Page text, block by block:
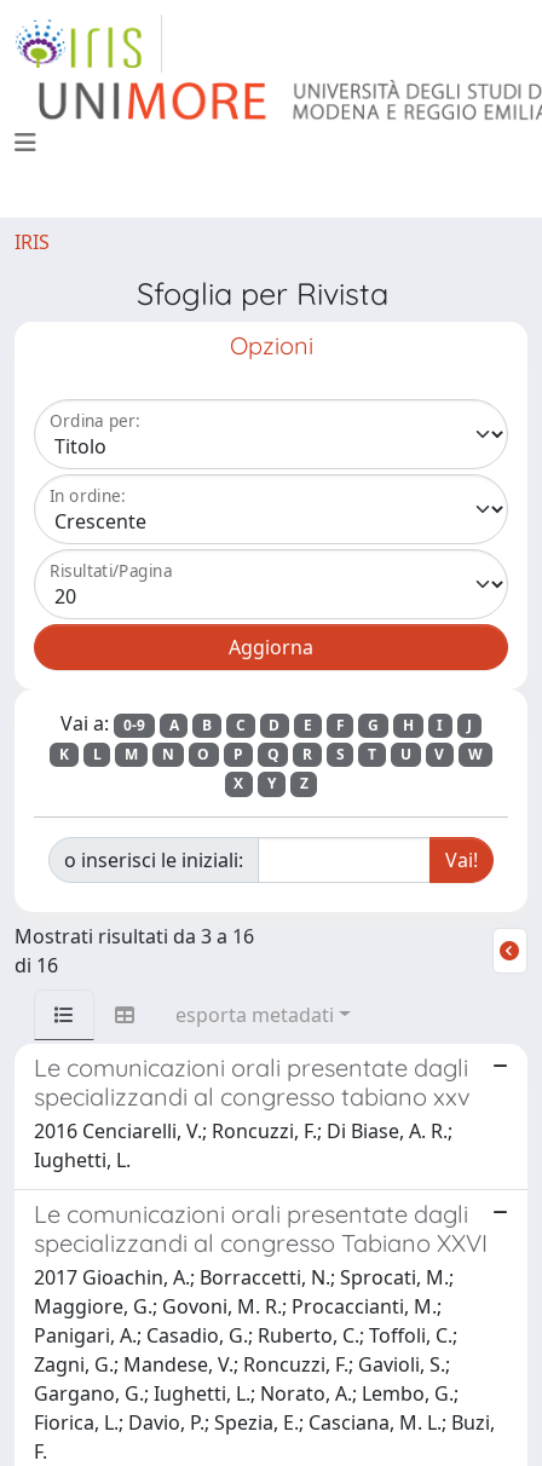
IRIS
Sfoglia per Rivista
Opzioni
Ordina per:
In ordine:
Risultati/Pagina
Vai a: 0-9 A B C D E F G H I
J
K
L M N O P Q R S T U V
W
X
Y Z
o inserisci le iniziali:
Mostrati risultati da 3 a 16
di 16
esporta metadati
Le comunicazioni orali presentate dagli
specializzandi al congresso tabiano xxv
2016 Cenciarelli, V.; Roncuzzi, F.; Di Biase, A. R.;
Iughetti, L.
Le comunicazioni orali presentate dagli
specializzandi al congresso Tabiano XXVI
2017 Gioachin, A.; Borraccetti, N.; Sprocati, M.;
Maggiore, G.; Govoni, M. R.; Procaccianti, M.;
Panigari, A.; Casadio, G.; Ruberto, C.; Toffoli, C.;
Zagni, G.; Mandese, V.; Roncuzzi, F.; Gavioli, S.;
Gargano, G.; Iughetti, L.; Norato, A.; Lembo, G.;
Fiorica, L.; Davio, P.; Spezia, E.; Casciana, M. L.; Buzi,
F.